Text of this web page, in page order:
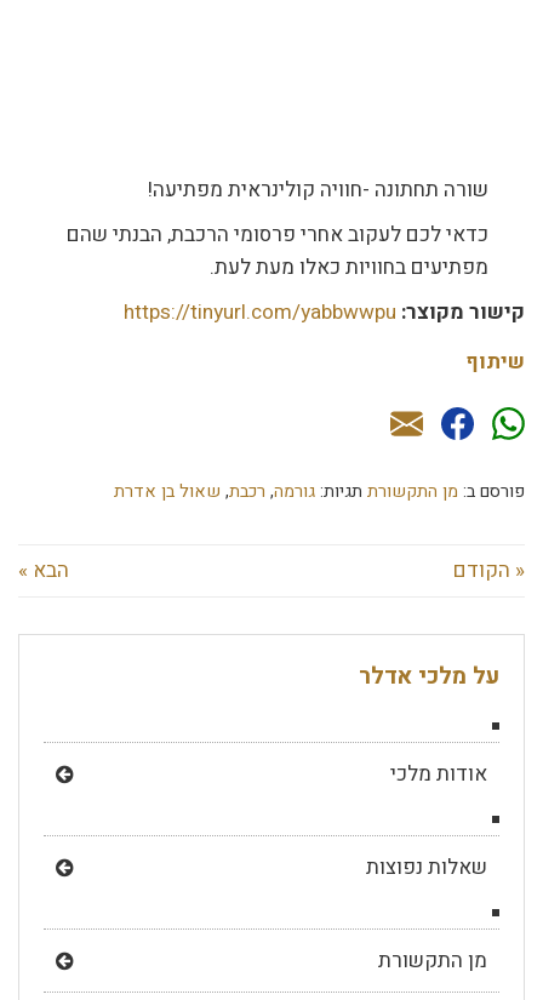
שורה תחתונה -חוויה קולינראית מפתיעה!
כדאי לכם לעקוב אחרי פרסומי הרכבת, הבנתי שהם
מפתיעים בחוויות כאלו מעת לעת.
קישור מקוצר: https://tinyurl.com/yabbwwpu
שיתוף
פורסם ב: מן התקשורת תגיות:גורמה, רכבת, שאול בן אדרת
« הקודם הבא »
על מלכי אדלר
אודות מלכי
שאלות נפוצות
מן התקשורת